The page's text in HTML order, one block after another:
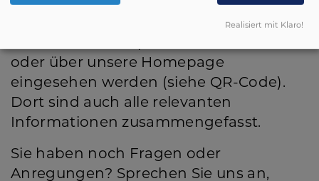
oder über unsere Homepage
eingesehen werden (siehe QR-Code).
Dort sind auch alle relevanten
Informationen zusammengefasst.
Sie haben noch Fragen oder
Anregungen? Sprechen Sie uns an,
Realisiert mit Klaro!